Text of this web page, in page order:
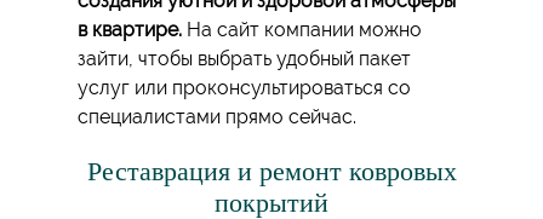
в квартире. На сайт компании можно
зайти, чтобы выбрать удобный пакет
услуг или проконсультироваться со
специалистами прямо сейчас.
Реставрация и ремонт ковровых
покрытий